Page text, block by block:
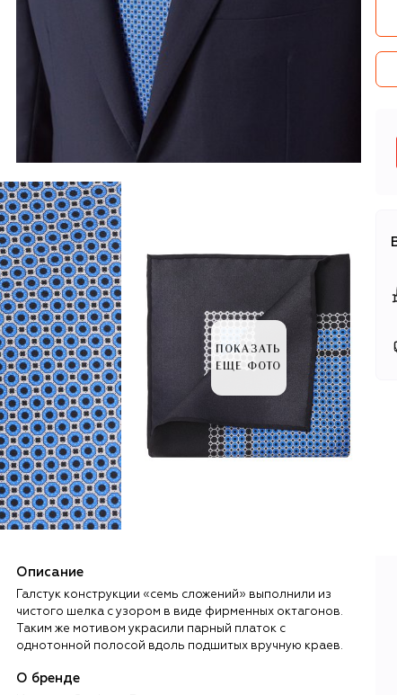
ПОКАЗАТЬ
ЕЩЕ ФОТО
Описание
Галстук конструкции «семь сложений» выполнили из
чистого шелка с узором в виде фирменных октагонов.
Таким же мотивом украсили парный платок с
однотонной полосой вдоль подшитых вручную краев.
О бренде